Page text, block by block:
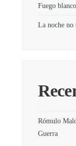
Fuego
La noche
Rómulo
Guerra